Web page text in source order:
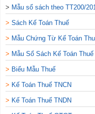
> Mẫu sổ sách theo TT200/
> Sách Kế Toán Thuế
> Mẫu Chứng Từ Kế Toán
> Mẫu Sổ Sách Kế Toán Thuế
> Biểu Mẫu Thuế
> Kế Toán Thuế TNCN
> Kế Toán Thuế TNDN